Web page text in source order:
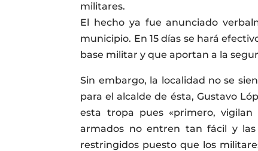
militares.
El hecho ya fue anunciado
municipio. En 15 días se hará
base militar y que aportan a la
Sin embargo, la localidad no se
para el alcalde de ésta, Gustavo
esta tropa pues «primero,
armados no entren tan fácil y
restringidos puesto que los